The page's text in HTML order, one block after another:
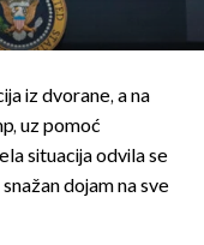
iz dvorane, a na
uz pomoć
situacija odvila se
dojam na sve